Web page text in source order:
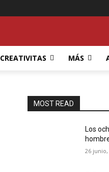
CREATIVITAS MÁS
MOST READ
Los
26 junio,